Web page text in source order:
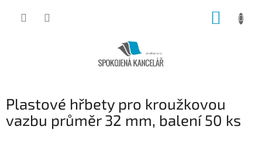
Plastové hřbety pro kroužkovou
vazbu průměr 32 mm, balení 50 ks